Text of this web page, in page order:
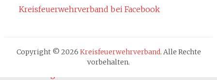
Cookie-Hinweis
Atemschutz
Kreisfeuerwehrverband bei Facebook
Copyright © 2026 Kreisfeuerwehrverband. Alle Rechte
vorbehalten.